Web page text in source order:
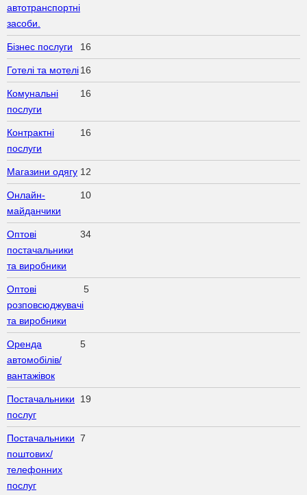
автотранспортні
засоби.
Бізнес послуги 16
Готелі та мотелі16
Комунальні
послуги
16
Контрактні
послуги
16
Магазини одягу 12
Онлайн-
майданчики
10
Оптові
постачальники
та виробники
34
Оптові
розповсюджувачі
та виробники
5
Оренда
автомобілів/
вантажівок
5
Постачальники
послуг
19
Постачальники
поштових/
телефонних
послуг
7